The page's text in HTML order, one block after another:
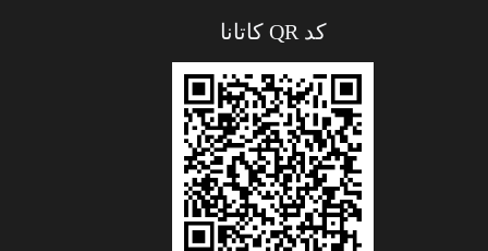
کد QR کاتانا